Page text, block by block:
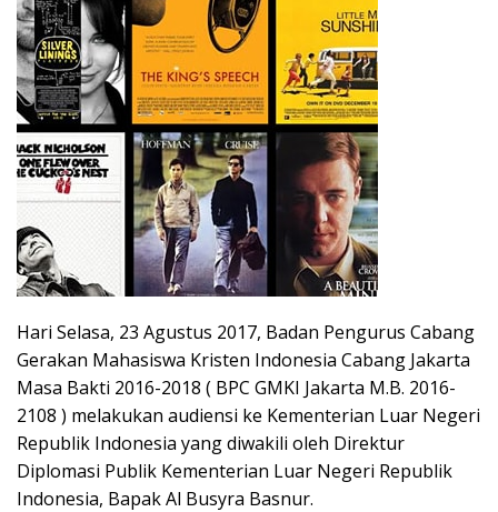
Hari Selasa, 23 Agustus 2017, Badan Pengurus Cabang
Gerakan Mahasiswa Kristen Indonesia Cabang Jakarta
Masa Bakti 2016-2018 ( BPC GMKI Jakarta M.B. 2016-
2108 ) melakukan audiensi ke Kementerian Luar Negeri
Republik Indonesia yang diwakili oleh Direktur
Diplomasi Publik Kementerian Luar Negeri Republik
Indonesia, Bapak Al Busyra Basnur.